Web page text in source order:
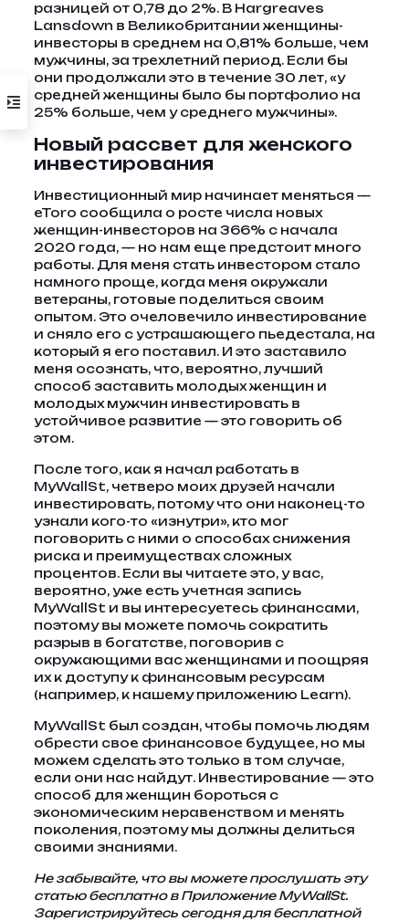
разницей от 0,78 до 2%. В Hargreaves
Lansdown в Великобритании женщины-
инвесторы в среднем на 0,81% больше, чем
мужчины, за трехлетний период. Если бы
они продолжали это в течение 30 лет, «у
средней женщины было бы портфолио на
25% больше, чем у среднего мужчины».
Новый рассвет для женского
инвестирования
Инвестиционный мир начинает меняться —
eToro сообщила о росте числа новых
женщин-инвесторов на 366% с начала
2020 года, — но нам еще предстоит много
работы. Для меня стать инвестором стало
намного проще, когда меня окружали
ветераны, готовые поделиться своим
опытом. Это очеловечило инвестирование
и сняло его с устрашающего пьедестала, на
который я его поставил. И это заставило
меня осознать, что, вероятно, лучший
способ заставить молодых женщин и
молодых мужчин инвестировать в
устойчивое развитие — это говорить об
этом.
После того, как я начал работать в
MyWallSt, четверо моих друзей начали
инвестировать, потому что они наконец-то
узнали кого-то «изнутри», кто мог
поговорить с ними о способах снижения
риска и преимуществах сложных
процентов. Если вы читаете это, у вас,
вероятно, уже есть учетная запись
MyWallSt и вы интересуетесь финансами,
поэтому вы можете помочь сократить
разрыв в богатстве, поговорив с
окружающими вас женщинами и поощряя
их к доступу к финансовым ресурсам
(например, к нашему приложению Learn).
MyWallSt был создан, чтобы помочь людям
обрести свое финансовое будущее, но мы
можем сделать это только в том случае,
если они нас найдут. Инвестирование — это
способ для женщин бороться с
экономическим неравенством и менять
поколения, поэтому мы должны делиться
своими знаниями.
Не забывайте, что вы можете прослушать эту
статью бесплатно вПриложение MyWallSt.
Зарегистрируйтесь сегодня для бесплатной